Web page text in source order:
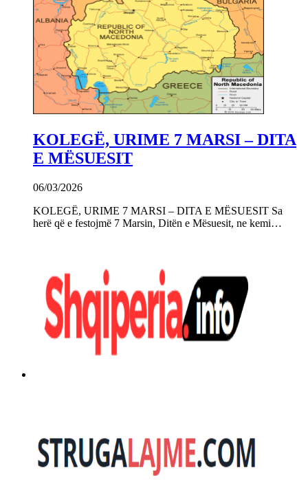
KOLEGË, URIME 7 MARSI – DITA
E MËSUESIT
06/03/2026
KOLEGË, URIME 7 MARSI – DITA E MËSUESIT Sa
herë që e festojmë 7 Marsin, Ditën e Mësuesit, ne kemi…